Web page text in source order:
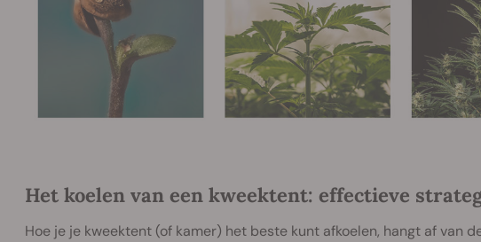
Het koelen van een kweektent: effectieve
Hoe je je kweektent (of kamer) het beste kunt afkoelen, hangt af van